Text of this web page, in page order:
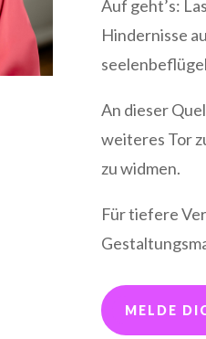
Auf geht’s:
Hindernisse
An dieser
weiteres Tor
zu widmen.
Für tiefere
MELDE